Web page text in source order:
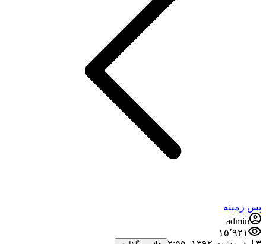
پس زمینه
admin
۱۵٬۹۲۱